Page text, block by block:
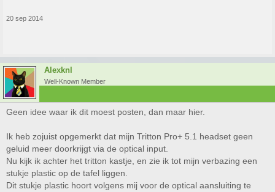
20 sep 2014
Alexknl
Well-Known Member
Geen idee waar ik dit moest posten, dan maar hier.
Ik heb zojuist opgemerkt dat mijn Tritton Pro+ 5.1 headset geen
geluid meer doorkrijgt via de optical input.
Nu kijk ik achter het tritton kastje, en zie ik tot mijn verbazing een
stukje plastic op de tafel liggen.
Dit stukje plastic hoort volgens mij voor de optical aansluiting te